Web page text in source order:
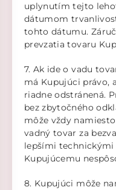
uplynutím tejto
dátumom
tohto dátumu.
prevzatia tovaru
7. Ak ide o vadu
má Kupujúci právo,
riadne odstránená.
bez zbytočného
môže vždy
vadný tovar za
lepšími
Kupujúcemu
8. Kupujúci môže